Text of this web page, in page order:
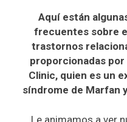
Aquí están
frecuentes sobre
trastornos
proporcionadas por
Clinic, quien es un
síndrome de Marfan